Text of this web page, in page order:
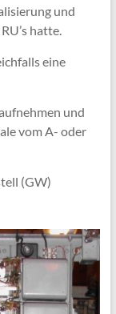
und
hatte.
eine
und
vom A- oder
(GW)